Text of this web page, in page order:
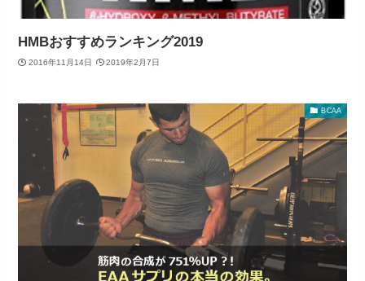
HMBおすすめランキング2019
2016年11月14日 2019年2月7日
BCAA